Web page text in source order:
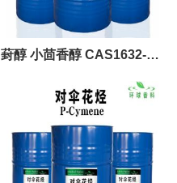
葑醇 小茴香醇 CAS1632-73-
1 Fenchyl alcohol